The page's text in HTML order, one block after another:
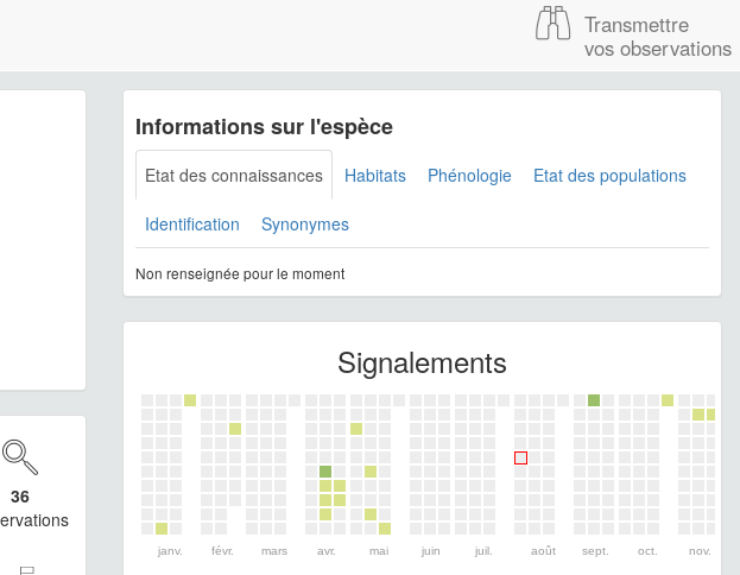
Transmettre
vos observations
36
Informations sur l'espèce
Etat des connaissances Habitats Phénologie Etat des populations
Identification Synonymes
Non renseignée pour le moment
Signalements
janv. févr. mars avr. mai juin juil. août sept. oct. nov.